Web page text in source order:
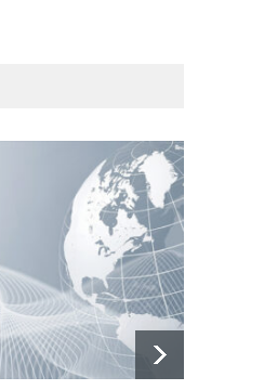
yönetimi kriz
Fas'ta yaptı
6 Ağustos 2026